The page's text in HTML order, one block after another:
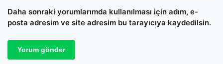
Daha sonraki yorumlarımda kullanılması için adım, e-
posta adresim ve site adresim bu tarayıcıya kaydedilsin.